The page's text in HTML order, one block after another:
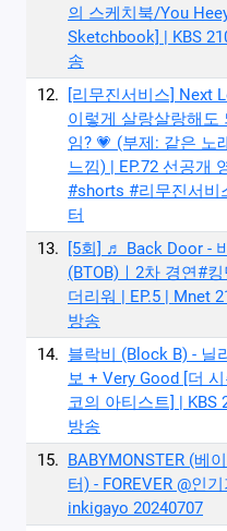
의 스케치북/You
Sketchbook] | KBS
송
12.
[리무진서비스] Next
이렇게 살랑살랑해도
임? 💗 (부제: 같은 노
느낌) | EP.72 선공개
#shorts #리무진서비
터
13.
[5회] ♬ Back Door -
(BTOB)ㅣ2차 경연#
더리워 | EP.5 | Mnet
방송
14. 블락비 (Block B) - 닐
보 + Very Good [더
코의 아티스트] | KBS
방송
15. BABYMONSTER (베
터) - FOREVER @인
inkigayo 20240707